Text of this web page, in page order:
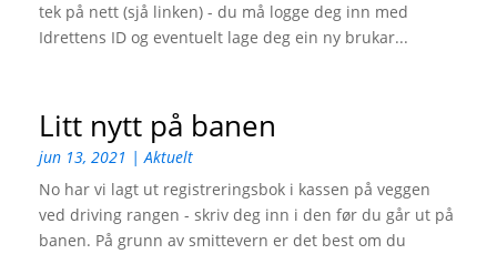
tek på nett (sjå linken) - du må logge deg inn med
Idrettens ID og eventuelt lage deg ein ny brukar...
Litt nytt på banen
jun 13, 2021 |Aktuelt
No har vi lagt ut registreringsbok i kassen på veggen
ved driving rangen - skriv deg inn i den før du går ut på
banen. På grunn av smittevern er det best om du